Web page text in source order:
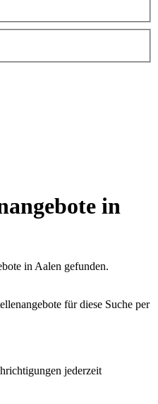
in
in Aalen gefunden.
für diese Suche per
jederzeit